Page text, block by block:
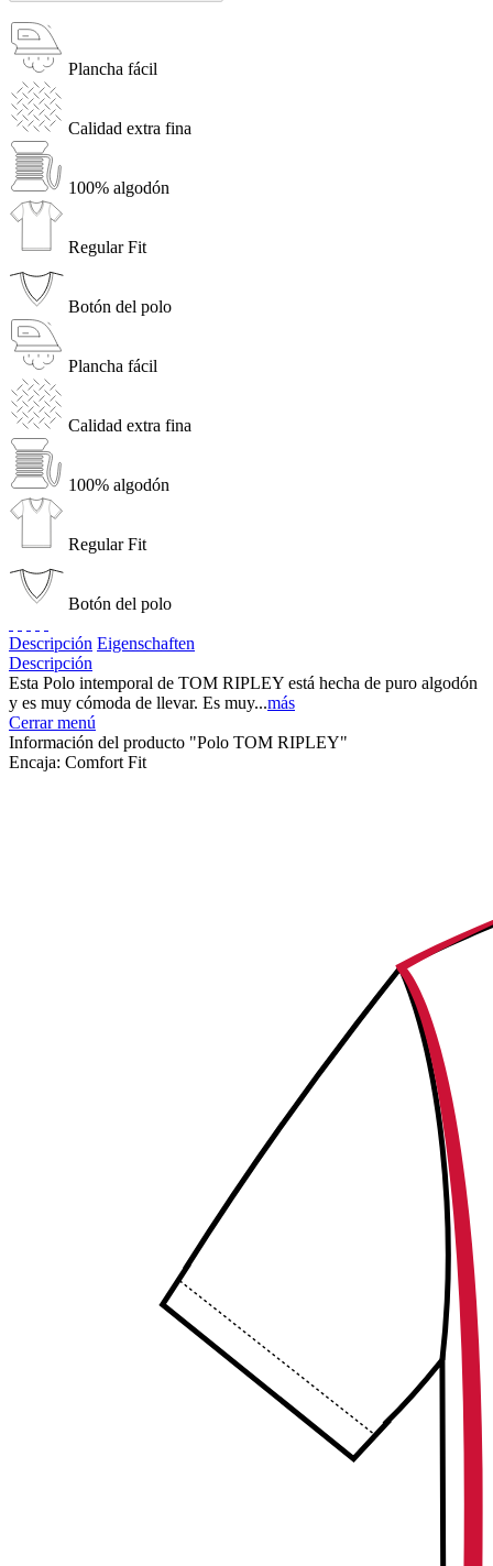
Plancha fácil
Calidad extra fina
100% algodón
Regular Fit
Botón del polo
Plancha fácil
Calidad extra fina
100% algodón
Regular Fit
Botón del polo
Descripción Eigenschaften
Descripción
Esta Polo intemporal de TOM RIPLEY está hecha de puro algodón
y es muy cómoda de llevar. Es muy...más
Cerrar menú
Información del producto "Polo TOM RIPLEY"
Encaja: Comfort Fit